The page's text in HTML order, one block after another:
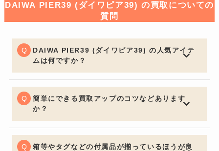
DAIWA PIER39 (ダイワピア39) の買取についての
質問
DAIWA PIER39 (ダイワピア39) の人気アイテ
ムは何ですか？
での人気が高いです。新作アイテムはもちろんですが
GORE-TEXを使用したダウンジャケットやマウンテンパ
ーカー、ルーズシルエットが魅力的なセットアップに加
どのコラボアイテムも人気が高く高価買取が期待できま
す。
簡単にできる買取アップのコツなどあります
か？
いくら流行の品やブランド品であっても、汚れていると
査定額は下がってしまいます。見た目はとても大切なポ
箱等やタグなどの付属品が揃っているほうが良